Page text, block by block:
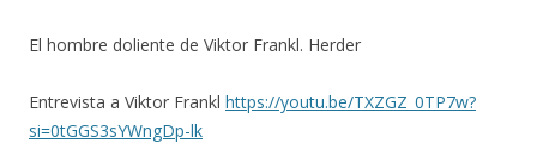
El hombre doliente de Viktor Frankl. Herder
Entrevista a Viktor Frankl https://youtu.be/TXZGZ_0TP7w?
si=0tGGS3sYWngDp-lk